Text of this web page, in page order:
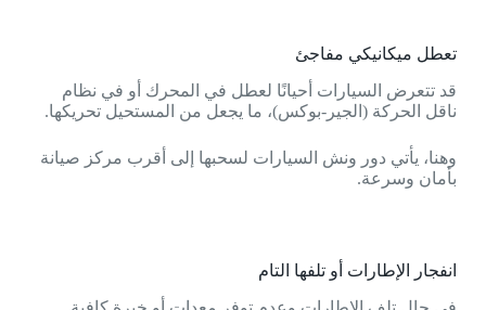
تعطل ميكانيكي مفاجئ
قد تتعرض السيارات أحيانًا لعطل في المحرك أو في نظام
ناقل الحركة (الجير-بوكس)، ما يجعل من المستحيل تحريكها.
وهنا، يأتي دور ونش السيارات لسحبها إلى أقرب مركز صيانة
بأمان وسرعة.
انفجار الإطارات أو تلفها التام